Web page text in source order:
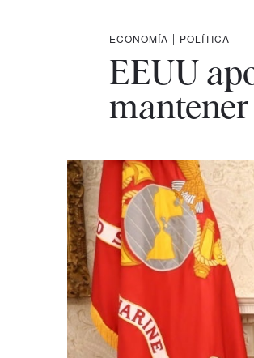
ECONOMÍA | POLÍTICA
EEUU